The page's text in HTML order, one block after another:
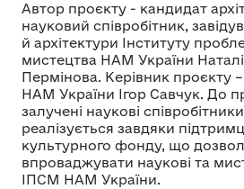
Автор проєкту - кандидат
науковий співробітник,
й архітектури Інституту
мистецтва НАМ України
Пермінова. Керівник проєкту
НАМ України Ігор Савчук. До
залучені наукові
реалізується завдяки
культурного фонду, що
впроваджувати наукові та
ІПСМ НАМ України.